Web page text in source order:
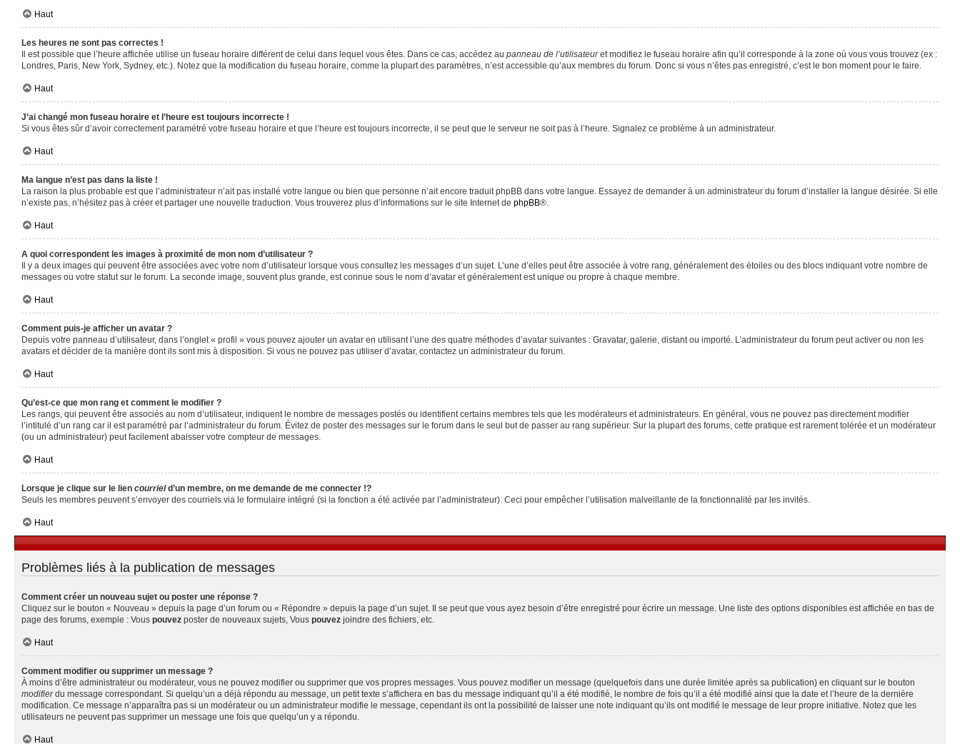
Haut
Les heures ne sont pas correctes !
Il est possible que l’heure affichée utilise un fuseau horaire différent de celui dans lequel vous êtes. Dans ce cas, accédez au panneau de l’utilisateuret modifiez le fuseau horaire afin qu’il corresponde à la zone où vous vous trouvez (ex :
Londres, Paris, New York, Sydney, etc.). Notez que la modification du fuseau horaire, comme la plupart des paramètres, n’est accessible qu’aux membres du forum. Donc si vous n’êtes pas enregistré, c’est le bon moment pour le faire.
Haut
J’ai changé mon fuseau horaire et l’heure est toujours incorrecte !
Si vous êtes sûr d’avoir correctement paramétré votre fuseau horaire et que l’heure est toujours incorrecte, il se peut que le serveur ne soit pas à l’heure. Signalez ce problème à un administrateur.
Haut
Ma langue n’est pas dans la liste !
La raison la plus probable est que l’administrateur n’ait pas installé votre langue ou bien que personne n’ait encore traduit phpBB dans votre langue. Essayez de demander à un administrateur du forum d’installer la langue désirée. Si elle
n’existe pas, n’hésitez pas à créer et partager une nouvelle traduction. Vous trouverez plus d’informations sur le site Internet de phpBB®.
Haut
A quoi correspondent les images à proximité de mon nom d’utilisateur ?
Il y a deux images qui peuvent être associées avec votre nom d’utilisateur lorsque vous consultez les messages d’un sujet. L’une d’elles peut être associée à votre rang, généralement des étoiles ou des blocs indiquant votre nombre de
messages ou votre statut sur le forum. La seconde image, souvent plus grande, est connue sous le nom d’avatar et généralement est unique ou propre à chaque membre.
Haut
Comment puis-je afficher un avatar ?
Depuis votre panneau d’utilisateur, dans l’onglet « profil » vous pouvez ajouter un avatar en utilisant l’une des quatre méthodes d’avatar suivantes : Gravatar, galerie, distant ou importé. L’administrateur du forum peut activer ou non les
avatars et décider de la manière dont ils sont mis à disposition. Si vous ne pouvez pas utiliser d’avatar, contactez un administrateur du forum.
Haut
Qu’est-ce que mon rang et comment le modifier ?
Les rangs, qui peuvent être associés au nom d’utilisateur, indiquent le nombre de messages postés ou identifient certains membres tels que les modérateurs et administrateurs. En général, vous ne pouvez pas directement modifier
l’intitulé d’un rang car il est paramétré par l’administrateur du forum. Évitez de poster des messages sur le forum dans le seul but de passer au rang supérieur. Sur la plupart des forums, cette pratique est rarement tolérée et un modérateur
(ou un administrateur) peut facilement abaisser votre compteur de messages.
Haut
Lorsque je clique sur le lien courrield’un membre, on me demande de me connecter !?
Seuls les membres peuvent s’envoyer des courriels via le formulaire intégré (si la fonction a été activée par l’administrateur). Ceci pour empêcher l’utilisation malveillante de la fonctionnalité par les invités.
Haut
Problèmes liés à la publication de messages
Comment créer un nouveau sujet ou poster une réponse ?
Cliquez sur le bouton « Nouveau » depuis la page d’un forum ou « Répondre » depuis la page d’un sujet. Il se peut que vous ayez besoin d’être enregistré pour écrire un message. Une liste des options disponibles est affichée en bas de
page des forums, exemple : Vous pouvez poster de nouveaux sujets, Vous pouvez joindre des fichiers, etc.
Haut
Comment modifier ou supprimer un message ?
À moins d’être administrateur ou modérateur, vous ne pouvez modifier ou supprimer que vos propres messages. Vous pouvez modifier un message (quelquefois dans une durée limitée après sa publication) en cliquant sur le bouton
modifierdu message correspondant. Si quelqu’un a déjà répondu au message, un petit texte s’affichera en bas du message indiquant qu’il a été modifié, le nombre de fois qu’il a été modifié ainsi que la date et l’heure de la dernière
modification. Ce message n’apparaîtra pas si un modérateur ou un administrateur modifie le message, cependant ils ont la possibilité de laisser une note indiquant qu’ils ont modifié le message de leur propre initiative. Notez que les
utilisateurs ne peuvent pas supprimer un message une fois que quelqu’un y a répondu.
Haut